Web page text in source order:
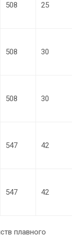
508 25
508 30
508 30
547 42
547 42
плавного